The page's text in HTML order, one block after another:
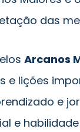
das
Arcanos
e lições
e
e